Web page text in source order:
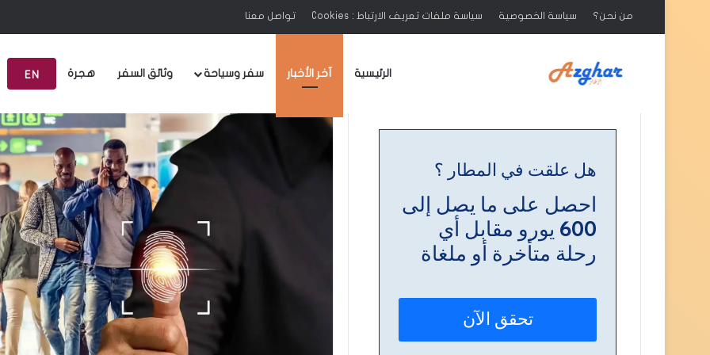
من نحن؟ سياسة الخصوصية سياسة ملفات تعريف الارتباط : Cookies تواصل معنا
الرئيسية آخر الأخبار سفر وسياحة وثائق السفر هجرة EN